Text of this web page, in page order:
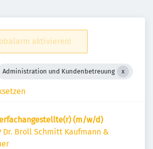
aktivieren!
Administration und Kundenbetreuung
(m/w/d)
Dr. Broll Schmitt Kaufmann &